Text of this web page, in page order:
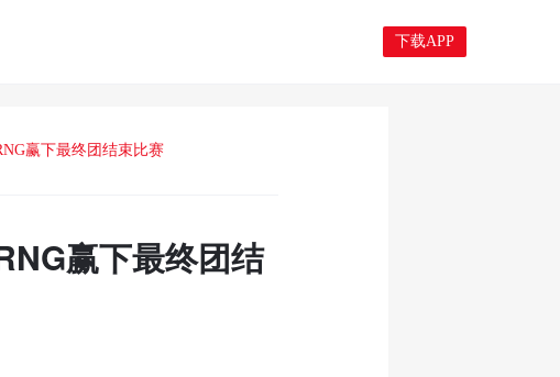
下载APP
赢下最终团结束比赛
赢下最终团结